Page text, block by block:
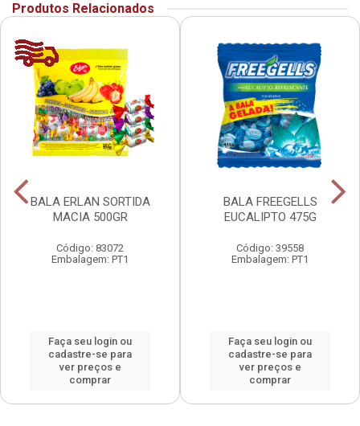
Produtos Relacionados
BALA ERLAN SORTIDA
MACIA 500GR
Código: 83072
Embalagem: PT1
Faça seu login ou
cadastre-se para
ver preços e
comprar
BALA FREEGELLS
EUCALIPTO 475G
Código: 39558
Embalagem: PT1
Faça seu login ou
cadastre-se para
ver preços e
comprar